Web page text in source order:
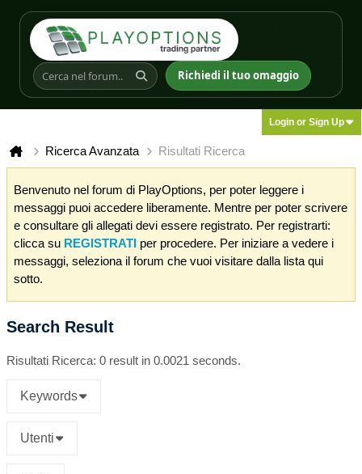
Richiedi il tuo omaggio
Login or Sign Up
Ricerca Avanzata Risultati Ricerca
Benvenuto nel forum di PlayOptions, per poter leggere i
messaggi puoi accedere liberamente. Mentre per poter scrivere
e consultare gli allegati devi essere registrato. Per registrarti:
clicca su REGISTRATI per procedere. Per iniziare a vedere i
messaggi, seleziona il forum che vuoi visitare dalla lista qui
sotto.
Search Result
Risultati Ricerca: 0 result in 0.0021 seconds.
Keywords
Utenti